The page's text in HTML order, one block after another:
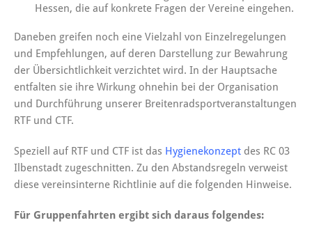
Hessen, die auf konkrete Fragen der Vereine eingehen.
Daneben greifen noch eine Vielzahl von Einzelregelungen
und Empfehlungen, auf deren Darstellung zur Bewahrung
der Übersichtlichkeit verzichtet wird. In der Hauptsache
entfalten sie ihre Wirkung ohnehin bei der Organisation
und Durchführung unserer Breitenradsportveranstaltungen
RTF und CTF.
Speziell auf RTF und CTF ist das Hygienekonzept des RC 03
Ilbenstadt zugeschnitten. Zu den Abstandsregeln verweist
diese vereinsinterne Richtlinie auf die folgenden Hinweise.
Für Gruppenfahrten ergibt sich daraus folgendes: